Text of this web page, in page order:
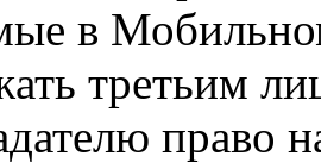
в
третьим
право